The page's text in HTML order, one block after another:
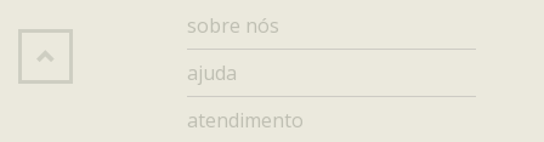
sobre nós
ajuda
atendimento